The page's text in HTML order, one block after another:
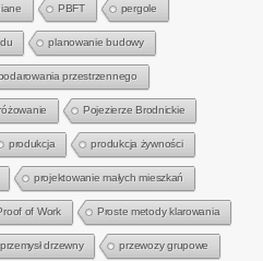
PBFT pergole
planowanie budowy
przestrzennego
Pojezierze Brodnickie
produkcja produkcja żywności
projektowanie małych mieszkań
of Work Proste metody klarowania
przemysł drzewny przewozy grupowe